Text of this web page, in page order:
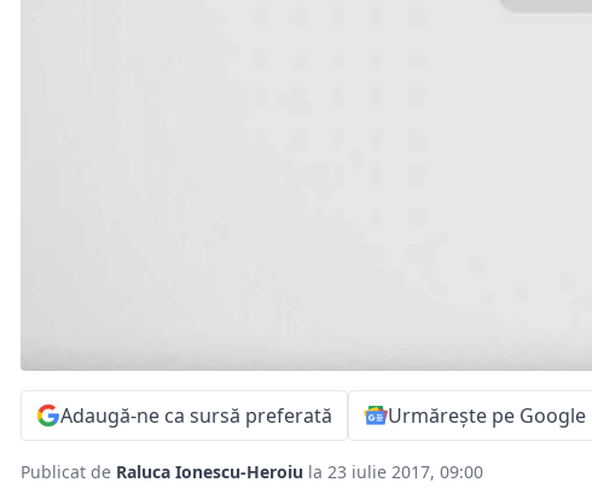
Adaugă-ne ca sursă preferată Urmărește pe Google
Publicat de Raluca Ionescu-Heroiu la 23 iulie 2017, 09:00